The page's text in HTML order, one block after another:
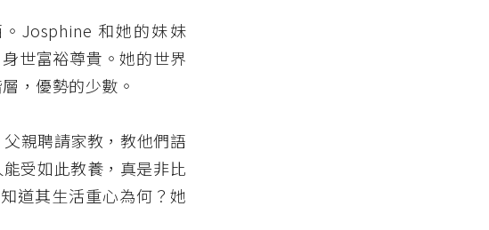
Josphine 和她的妹妹
世富裕尊貴。她的世界
，優勢的少數。
親聘請家教，教他們語
受如此教養，真是非比
道其生活重心為何？她